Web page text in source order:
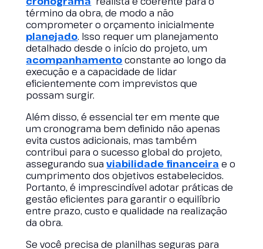
término da obra, de modo a não
comprometer o orçamento inicialmente
planejado. Isso requer um planejamento
detalhado desde o início do projeto, um
acompanhamentoconstante ao longo da
execução e a capacidade de lidar
eficientemente com imprevistos que
possam surgir.
Além disso, é essencial ter em mente que
um cronograma bem definido não apenas
evita custos adicionais, mas também
contribui para o sucesso global do projeto,
assegurando suaviabilidade financeira e o
cumprimento dos objetivos estabelecidos.
Portanto, é imprescindível adotar práticas de
gestão eficientes para garantir o equilíbrio
entre prazo, custo e qualidade na realização
da obra.
Se você precisa de planilhas seguras para